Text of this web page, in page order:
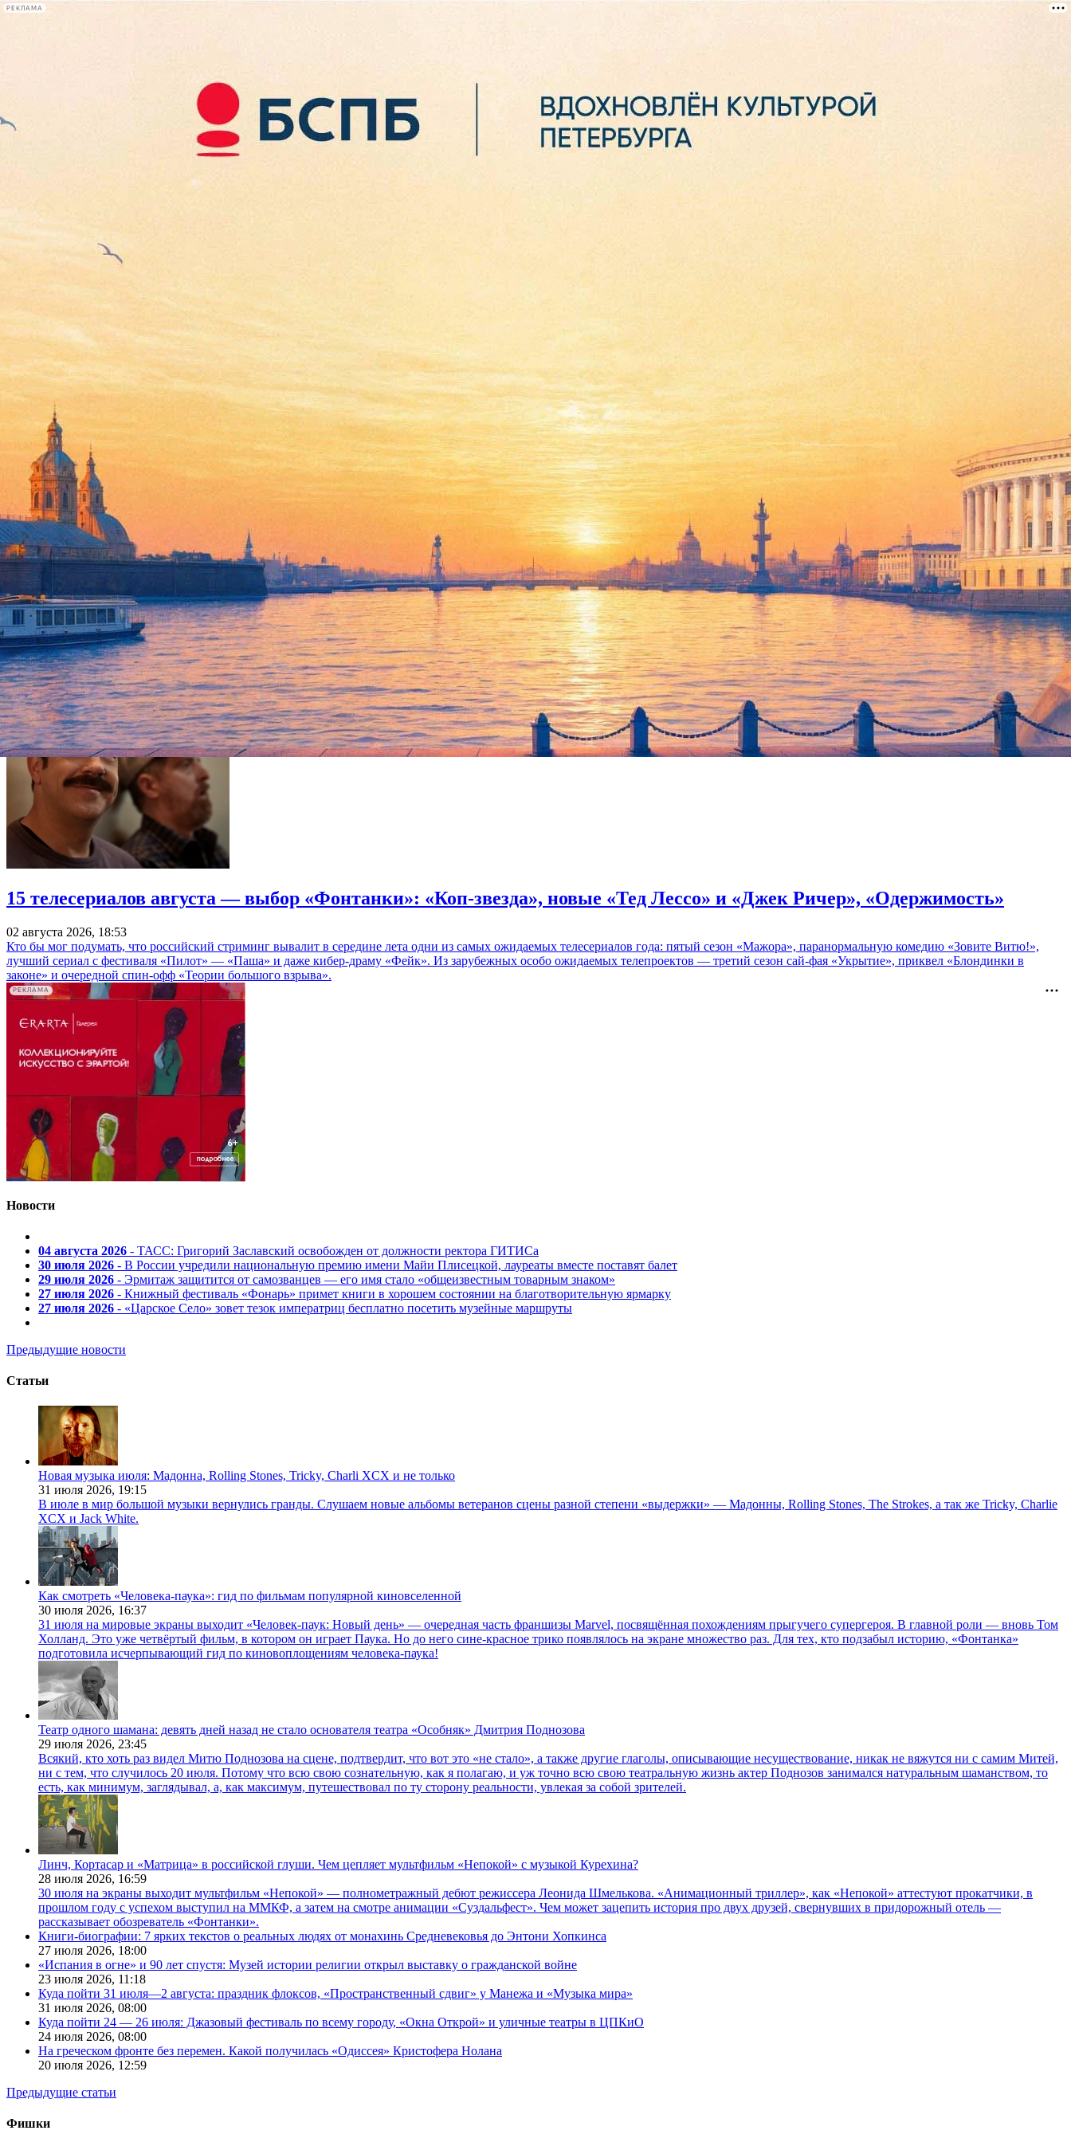
РЕКЛАМА
лекции
книги
Из песен Гребенщикова сделали ораторию
27 сентября 2012,
Композитор Андрей Микита создал из песен Бориса Гребенщикова ораторию для солистов, двух хоров и симфонического оркестра.
В состав оратории входят следующие песни "Аквариума": "Господу видней", "Обещанный день", "Серебро Господа моего", "Еще один раз", "Сокол", "Дубровский", "День радости".
По словам Андрея Микиты, он решил переработать песни Гребенщикова именно в жанре оратории, "чтобы раскрыть преемственность музыкального и литературного творчества автора в
исторической перспективе искусства, как средства самовыражения и молитвы".
Борис Гребенщиков подтвердил, что будет 20 ноября на премьере оратории в Большом зале Московской консерватории.
Источник:Лента.ру
15 телесериалов августа — выбор «Фонтанки»: «Коп-звезда», новые «Тед Лессо» и «Джек Ричер», «Одержимость»
02 августа 2026, 18:53
Кто бы мог подумать, что российский стриминг вывалит в середине лета одни из самых ожидаемых телесериалов года: пятый сезон «Мажора», паранормальную комедию «Зовите Витю!»,
лучший сериал с фестиваля «Пилот» — «Паша» и даже кибер-драму «Фейк». Из зарубежных особо ожидаемых телепроектов — третий сезон сай-фая «Укрытие», приквел «Блондинки в
законе» и очередной спин-офф «Теории большого взрыва».
РЕКЛАМА
Новости
04 августа 2026 - ТАСС: Григорий Заславский освобожден от должности ректора ГИТИСа
30 июля 2026 - В России учредили национальную премию имени Майи Плисецкой, лауреаты вместе поставят балет
29 июля 2026 - Эрмитаж защитится от самозванцев — его имя стало «общеизвестным товарным знаком»
27 июля 2026 - Книжный фестиваль «Фонарь» примет книги в хорошем состоянии на благотворительную ярмарку
27 июля 2026 - «Царское Село» зовет тезок императриц бесплатно посетить музейные маршруты
Предыдущие новости
Статьи
Новая музыка июля: Мадонна, Rolling Stones, Tricky, Charli XCX и не только
31 июля 2026, 19:15
В июле в мир большой музыки вернулись гранды. Слушаем новые альбомы ветеранов сцены разной степени «выдержки» — Мадонны, Rolling Stones, The Strokes, а так же Tricky, Charlie
XCX и Jack White.
Как смотреть «Человека-паука»: гид по фильмам популярной киновселенной
30 июля 2026, 16:37
31 июля на мировые экраны выходит «Человек-паук: Новый день» — очередная часть франшизы Marvel, посвящённая похождениям прыгучего супергероя. В главной роли — вновь Том
Холланд. Это уже четвёртый фильм, в котором он играет Паука. Но до него сине-красное трико появлялось на экране множество раз. Для тех, кто подзабыл историю, «Фонтанка»
подготовила исчерпывающий гид по киновоплощениям человека-паука!
Театр одного шамана: девять дней назад не стало основателя театра «Особняк» Дмитрия Поднозова
29 июля 2026, 23:45
Всякий, кто хоть раз видел Митю Поднозова на сцене, подтвердит, что вот это «не стало», а также другие глаголы, описывающие несуществование, никак не вяжутся ни с самим Митей,
ни с тем, что случилось 20 июля. Потому что всю свою сознательную, как я полагаю, и уж точно всю свою театральную жизнь актер Поднозов занимался натуральным шаманством, то
есть, как минимум, заглядывал, а, как максимум, путешествовал по ту сторону реальности, увлекая за собой зрителей.
Линч, Кортасар и «Матрица» в российской глуши. Чем цепляет мультфильм «Непокой» с музыкой Курехина?
28 июля 2026, 16:59
30 июля на экраны выходит мультфильм «Непокой» — полнометражный дебют режиссера Леонида Шмелькова. «Анимационный триллер», как «Непокой» аттестуют прокатчики, в
прошлом году с успехом выступил на ММКФ, а затем на смотре анимации «Суздальфест». Чем может зацепить история про двух друзей, свернувших в придорожный отель —
рассказывает обозреватель «Фонтанки».
Книги-биографии: 7 ярких текстов о реальных людях от монахинь Средневековья до Энтони Хопкинса
27 июля 2026, 18:00
«Испания в огне» и 90 лет спустя: Музей истории религии открыл выставку о гражданской войне
23 июля 2026, 11:18
Куда пойти 31 июля—2 августа: праздник флоксов, «Пространственный сдвиг» у Манежа и «Музыка мира»
31 июля 2026, 08:00
Куда пойти 24 — 26 июля: Джазовый фестиваль по всему городу, «Окна Открой» и уличные театры в ЦПКиО
24 июля 2026, 08:00
На греческом фронте без перемен. Какой получилась «Одиссея» Кристофера Нолана
20 июля 2026, 12:59
Предыдущие статьи
Фишки